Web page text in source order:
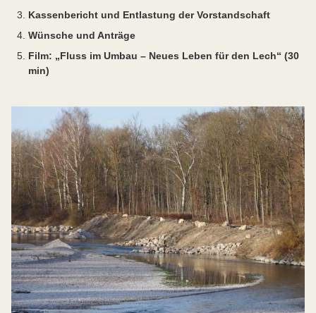
Kassenbericht und Entlastung der Vorstandschaft
Wünsche und Anträge
Film: „Fluss im Umbau – Neues Leben für den Lech“ (30
min)